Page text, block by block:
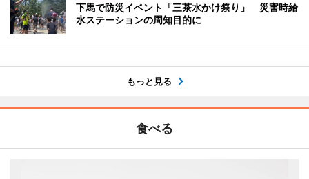
下馬で防災イベント「三茶水かけ祭り」 災害時給
水ステーションの周知目的に
もっと見る
食べる